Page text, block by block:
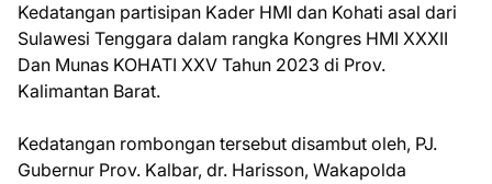
Kedatangan partisipan Kader HMI dan Kohati asal dari
Sulawesi Tenggara dalam rangka Kongres HMI XXXII
Dan Munas KOHATI XXV Tahun 2023 di Prov.
Kalimantan Barat.
Kedatangan rombongan tersebut disambut oleh, PJ.
Gubernur Prov. Kalbar, dr. Harisson, Wakapolda